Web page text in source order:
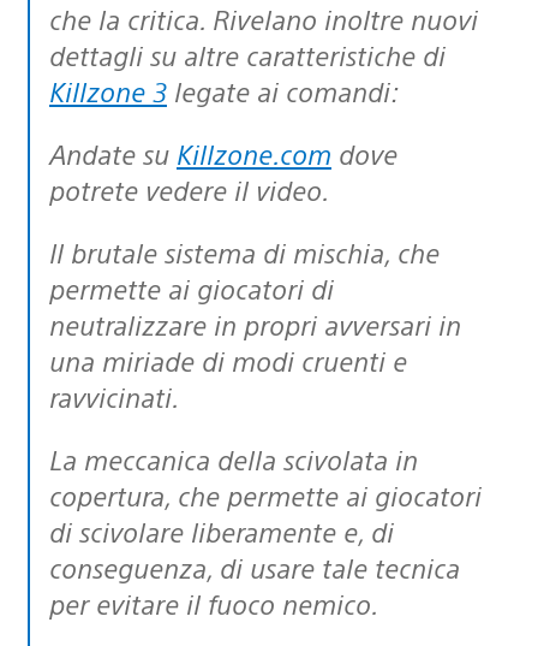
che la critica. Rivelano inoltre nuovi
dettagli su altre caratteristiche di
Killzone 3 legate ai comandi:
Andate su Killzone.com dove
potrete vedere il video.
Il brutale sistema di mischia, che
permette ai giocatori di
neutralizzare in propri avversari in
una miriade di modi cruenti e
ravvicinati.
La meccanica della scivolata in
copertura, che permette ai giocatori
di scivolare liberamente e, di
conseguenza, di usare tale tecnica
per evitare il fuoco nemico.